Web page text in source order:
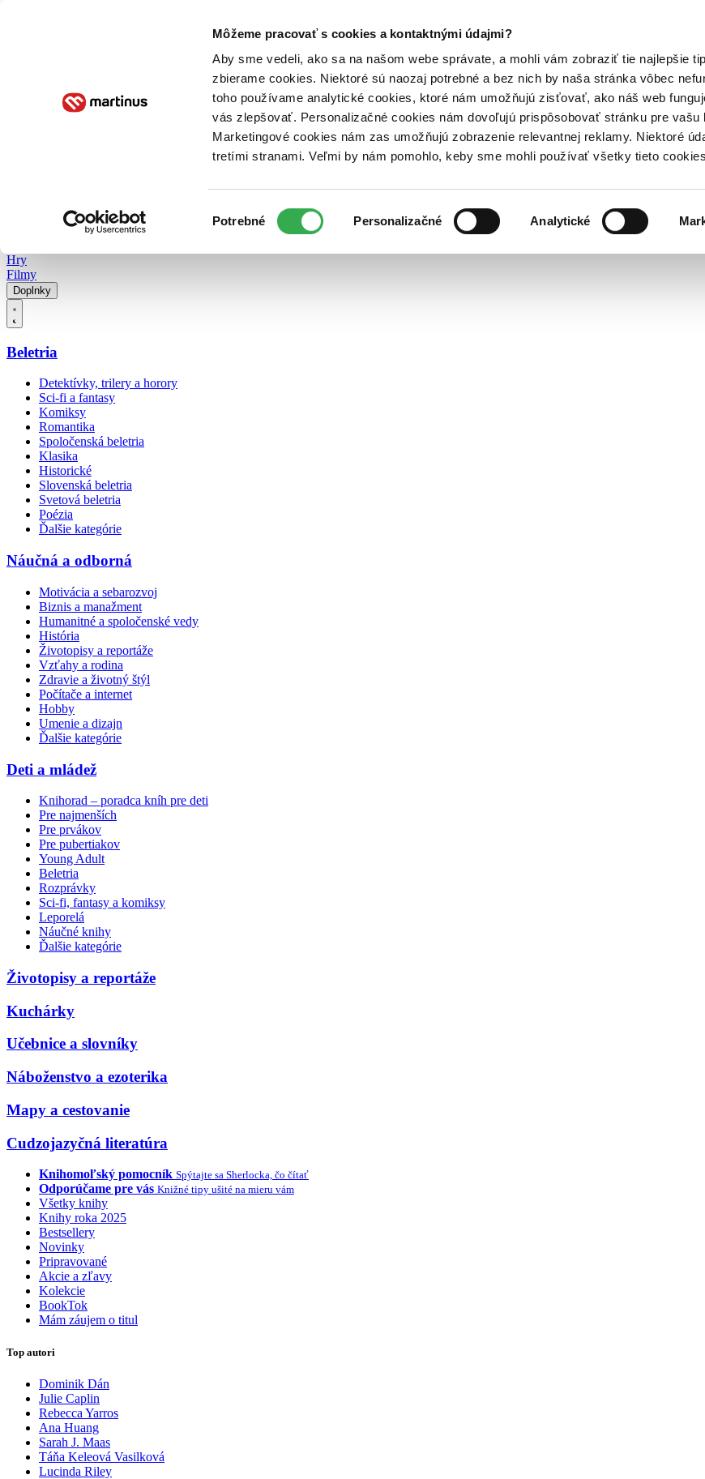
Môžeme pracovať s cookies a kontaktnými údajmi?
Aby sme vedeli, ako sa na našom webe správate, a mohli vám zobraziť tie najlepšie
zbierame cookies. Niektoré sú naozaj potrebné a bez nich by naša stránka vôbec
toho používame analytické cookies, ktoré nám umožňujú zisťovať, ako náš web
vás zlepšovať. Personalizačné cookies nám dovoľujú prispôsobovať stránku pre vašu
Marketingové cookies nám zas umožňujú zobrazenie relevantnej reklamy. Niektoré
tretími stranami. Veľmi by nám pomohlo, keby sme mohli používať všetky tieto
súhlasu
Potrebné Personalizačné Analytické
Poukážky Kontakt
Hry
Filmy
Doplnky
Beletria
Detektívky, trilery a horory
Sci-fi a fantasy
Komiksy
Romantika
Spoločenská beletria
Klasika
Historické
Slovenská beletria
Svetová beletria
Poézia
Ďalšie kategórie
Náučná a odborná
Motivácia a sebarozvoj
Biznis a manažment
Humanitné a spoločenské vedy
História
Životopisy a reportáže
Vzťahy a rodina
Zdravie a životný štýl
Počítače a internet
Hobby
Umenie a dizajn
Ďalšie kategórie
Deti a mládež
Knihorad – poradca kníh pre deti
Pre najmenších
Pre prvákov
Pre pubertiakov
Young Adult
Beletria
Rozprávky
Sci-fi, fantasy a komiksy
Leporelá
Náučné knihy
Ďalšie kategórie
Životopisy a reportáže
Kuchárky
Učebnice a slovníky
Náboženstvo a ezoterika
Mapy a cestovanie
Cudzojazyčná literatúra
Knihomoľský pomocník Spýtajte sa Sherlocka, čo čítať
Odporúčame pre vás Knižné tipy ušité na mieru vám
Všetky knihy
Knihy roka 2025
Bestsellery
Novinky
Pripravované
Akcie a zľavy
Kolekcie
BookTok
Mám záujem o titul
Top autori
Dominik Dán
Julie Caplin
Rebecca Yarros
Ana Huang
Sarah J. Maas
Táňa Keleová Vasilková
Lucinda Riley